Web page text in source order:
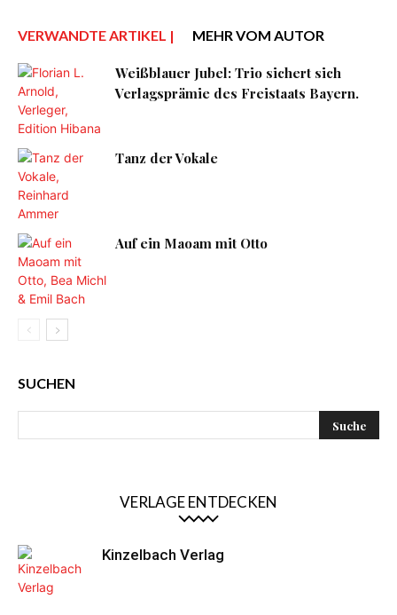
VERWANDTE ARTIKEL | MEHR VOM AUTOR
Weißblauer Jubel: Trio sichert sich
Verlagsprämie des Freistaats Bayern.
Tanz der Vokale
Auf ein Maoam mit Otto
SUCHEN
VERLAGE ENTDECKEN
Kinzelbach Verlag